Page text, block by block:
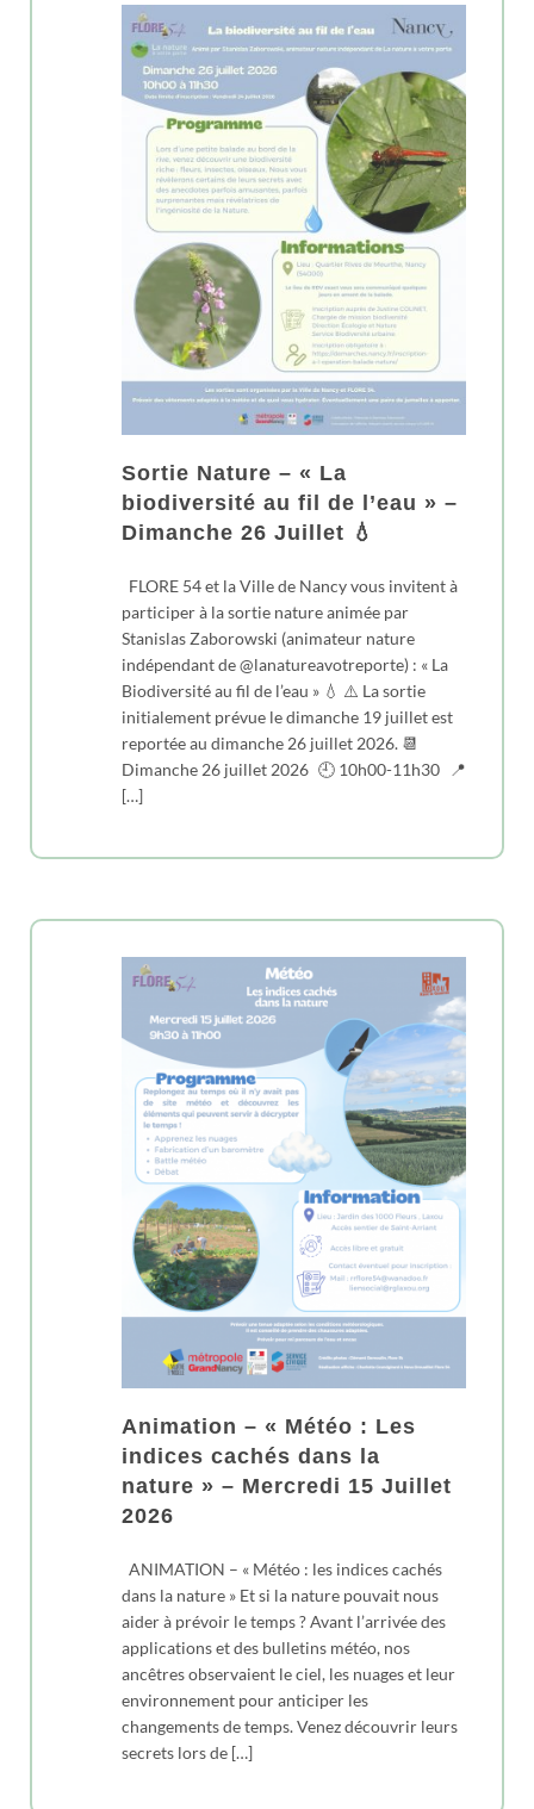
Sortie Nature – « La
biodiversité au fil de l’eau » –
Dimanche 26 Juillet 💧
FLORE 54 et la Ville de Nancy vous invitent à
participer à la sortie nature animée par
Stanislas Zaborowski (animateur nature
indépendant de @lanatureavotreporte) : « La
Biodiversité au fil de l’eau » 💧 ⚠️ La sortie
initialement prévue le dimanche 19 juillet est
reportée au dimanche 26 juillet 2026. 📆
Dimanche 26 juillet 2026 🕘 10h00-11h30 📍
[…]
Animation – « Météo : Les
indices cachés dans la
nature » – Mercredi 15 Juillet
2026
ANIMATION – « Météo : les indices cachés
dans la nature » Et si la nature pouvait nous
aider à prévoir le temps ? Avant l’arrivée des
applications et des bulletins météo, nos
ancêtres observaient le ciel, les nuages et leur
environnement pour anticiper les
changements de temps. Venez découvrir leurs
secrets lors de […]